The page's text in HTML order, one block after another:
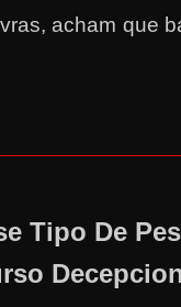
acham que
Tipo De